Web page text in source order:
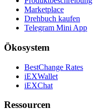
Marketplace
Drehbuch kaufen
Telegram Mini App
Ökosystem
BestChange Rates
iEXWallet
iEXChat
Ressourcen